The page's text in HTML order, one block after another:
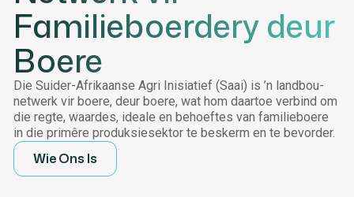
Familieboerdery deur
Boere
Die Suider-Afrikaanse Agri Inisiatief (Saai) is ’n landbou-
netwerk vir boere, deur boere, wat hom daartoe verbind om
die regte, waardes, ideale en behoeftes van familieboere
in die primêre produksiesektor te beskerm en te bevorder.
Wie Ons Is